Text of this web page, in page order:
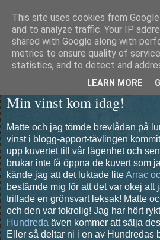
Äventyrshunden
Min vinst kom idag!
Matte och jag tömde brevlådan på
vinst i blogg-apport-tävlingen
upp kuvertet till vår lägenhet och
brukar inte få öppna de kuvert som
kände jag att det luktade liteArrac
bestämde mig för att det var okej att
trillade en grönsvart leksak! Matte
och den var tokrolig! Jag har hört
Hundreda även kommer att sälja
Eller så deltar ni i en av Hundredas
This site uses cookies from
and to analyze traffic. Your IP
shared with Google along with
metrics to ensure quality of
statistics, and to detect and
LEARN MORE